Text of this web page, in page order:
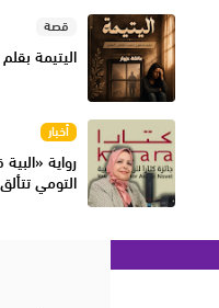
قصة
اليتيمة
أخبار
رواية
التومي تتألق